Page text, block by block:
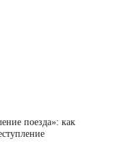
поезда»: как